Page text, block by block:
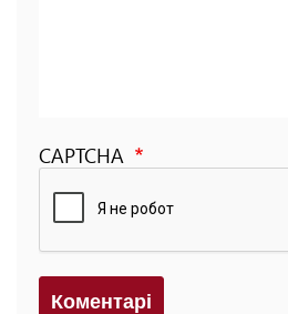
CAPTCHA
Коментарi